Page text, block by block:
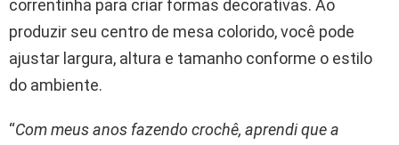
correntinha para criar formas decorativas. Ao
produzir seu centro de mesa colorido, você pode
ajustar largura, altura e tamanho conforme o estilo
do ambiente.
“Com meus anos fazendo crochê, aprendi que a